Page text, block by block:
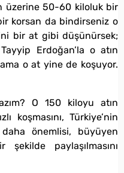
üzerine 50-60 kiloluk bir
korsan da bindirseniz o
bir at gibi düşünürsek;
Erdoğan’la o atın
o at yine de koşuyor.
O 150 kiloyu atın
koşmasını, Türkiye’nin
önemlisi, büyüyen
şekilde paylaşılmasını